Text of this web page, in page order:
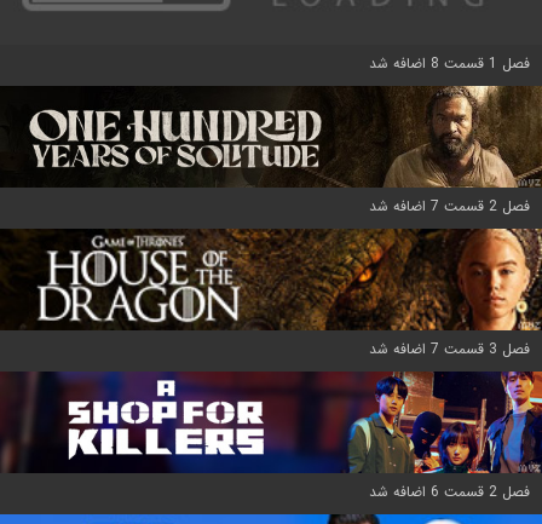
فصل 1 قسمت 8 اضافه شد
فصل 2 قسمت 7 اضافه شد
فصل 3 قسمت 7 اضافه شد
فصل 2 قسمت 6 اضافه شد